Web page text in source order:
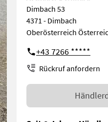
Dimbach 53
4371 - Dimbach
Oberösterreich
+43 7266 *****
Rückruf anfordern